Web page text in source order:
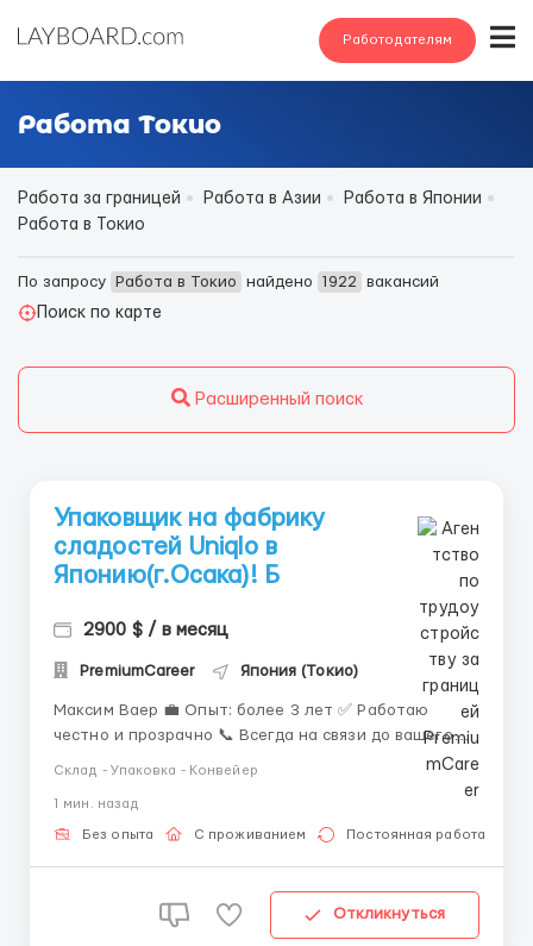
Работодателям
Работа Токио
Работа за границей Работа в Азии
Работа в Японии
Работа в Токио
По запросу Работа в Токио найдено 1922
вакансий
Поиск по карте
Расширенный поиск
Упаковщик на фабрику
сладостей Uniqlo в
Японию(г.Осака)! Б
2900 $ / в месяц
PremiumCareer Япония (Токио)
Максим Ваер 💼 Опыт: более 3 лет ✅ Работаю
честно и прозрачно 📞 Всегда на связи до вашего
трудоустройства 📲 Контактные данные: ✅ Telegram:
+447436738481 Требуются работники в компанию
Uniqlo на склад: Локация: Япония, г. Ос...
Склад - Упаковка - Конвейер
1 мин. назад
Без опыта С проживанием Постоянная работа
Откликнуться